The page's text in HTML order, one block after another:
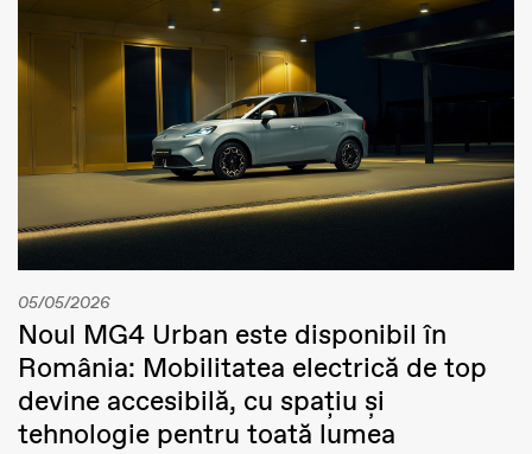
05/05/2026
Noul MG4 Urban este disponibil în
România: Mobilitatea electrică de top
devine accesibilă, cu spațiu și
tehnologie pentru toată lumea